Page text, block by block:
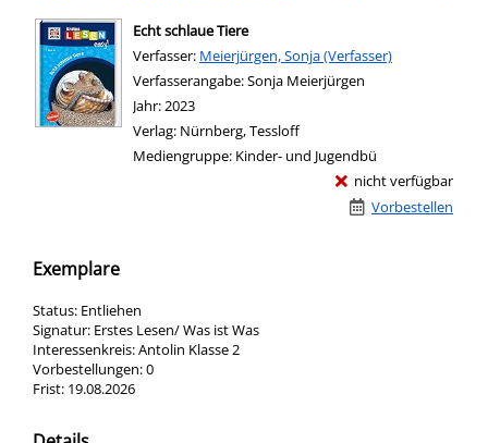
Echt schlaue Tiere
Verfasser: Suche nach diesem Verfasser
Meierjürgen, Sonja (Verfasser)
Verfasserangabe:Sonja Meierjürgen
Jahr:2023
Verlag: Nürnberg, Tessloff
Mediengruppe: Kinder- und Jugendbü
nicht verfügbar
Vorbestellen
Exemplare
Status: Entliehen
Signatur: Erstes Lesen/ Was ist Was
Interessenkreis:Antolin Klasse 2
Vorbestellungen:0
Frist: 19.08.2026